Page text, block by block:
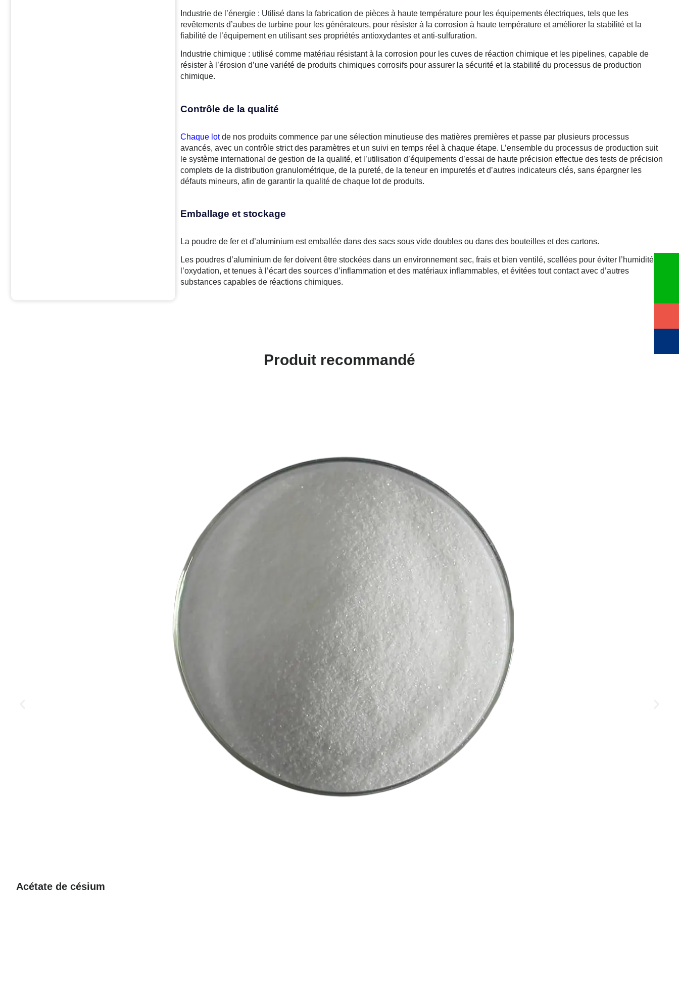
Industrie de l’énergie : Utilisé dans la fabrication de pièces à haute température pour les équipements électriques, tels que les
revêtements d’aubes de turbine pour les générateurs, pour résister à la corrosion à haute température et améliorer la stabilité et la
fiabilité de l’équipement en utilisant ses propriétés antioxydantes et anti-sulfuration.
Industrie chimique : utilisé comme matériau résistant à la corrosion pour les cuves de réaction chimique et les pipelines, capable de
résister à l’érosion d’une variété de produits chimiques corrosifs pour assurer la sécurité et la stabilité du processus de production
chimique.
Contrôle de la qualité
Chaque lot de nos produits commence par une sélection minutieuse des matières premières et passe par plusieurs processus
avancés, avec un contrôle strict des paramètres et un suivi en temps réel à chaque étape. L’ensemble du processus de production suit
le système international de gestion de la qualité, et l’utilisation d’équipements d’essai de haute précision effectue des tests de précision
complets de la distribution granulométrique, de la pureté, de la teneur en impuretés et d’autres indicateurs clés, sans épargner les
défauts mineurs, afin de garantir la qualité de chaque lot de produits.
Emballage et stockage
La poudre de fer et d’aluminium est emballée dans des sacs sous vide doubles ou dans des bouteilles et des cartons.
Les poudres d’aluminium de fer doivent être stockées dans un environnement sec, frais et bien ventilé, scellées pour éviter l’humidité et
l’oxydation, et tenues à l’écart des sources d’inflammation et des matériaux inflammables, et évitées tout contact avec d’autres
substances capables de réactions chimiques.
Produit recommandé
Acétate de césium